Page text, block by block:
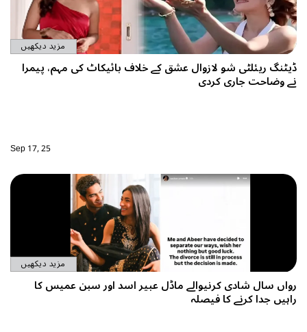
مزید دیکھیں
ریئلٹی شو لازوال عشق کے خلاف بائیکاٹ کی مہم، پیمرا
وضاحت جاری کردی
Sep 17, 25
مزید دیکھیں
سال شادی کرنیوالے ماڈل عبیر اسد اور سبن عمیس کا
جدا کرنے کا فیصلہ